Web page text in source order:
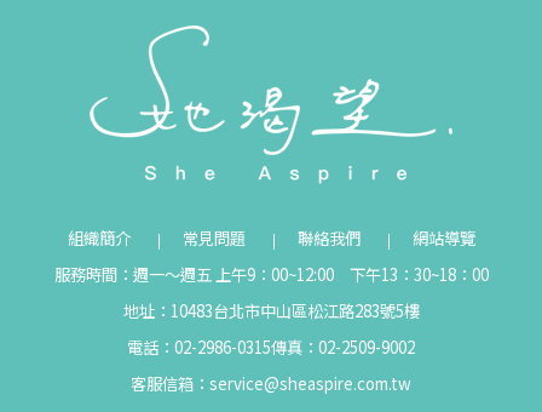
組織簡介 常見問題 聯絡我們
網站導覽
服務時間：週一～週五 上午9：00~12:00 下午13：30~18：00
地址：10483台北市中山區松江路283號5樓
電話：02-2986-0315傳真：02-2509-9002
客服信箱： service@sheaspire.com.tw